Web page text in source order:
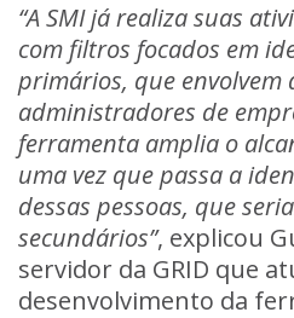
“A SMI já realiza suas
com filtros focados em
primários, que envolvem
administradores de
ferramenta amplia o
uma vez que passa a
dessas pessoas, que
secundários”, explicou
servidor da GRID que
desenvolvimento da